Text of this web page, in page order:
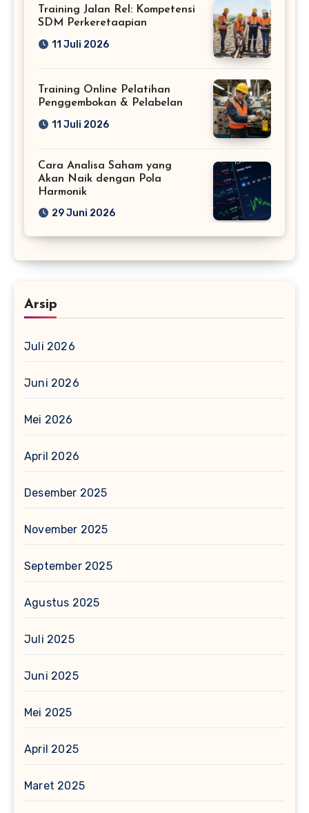
Training Jalan Rel: Kompetensi
SDM Perkeretaapian
11 Juli 2026
Training Online Pelatihan
Penggembokan & Pelabelan
11 Juli 2026
Cara Analisa Saham yang
Akan Naik dengan Pola
Harmonik
29 Juni 2026
Arsip
Juli 2026
Juni 2026
Mei 2026
April 2026
Desember 2025
November 2025
September 2025
Agustus 2025
Juli 2025
Juni 2025
Mei 2025
April 2025
Maret 2025